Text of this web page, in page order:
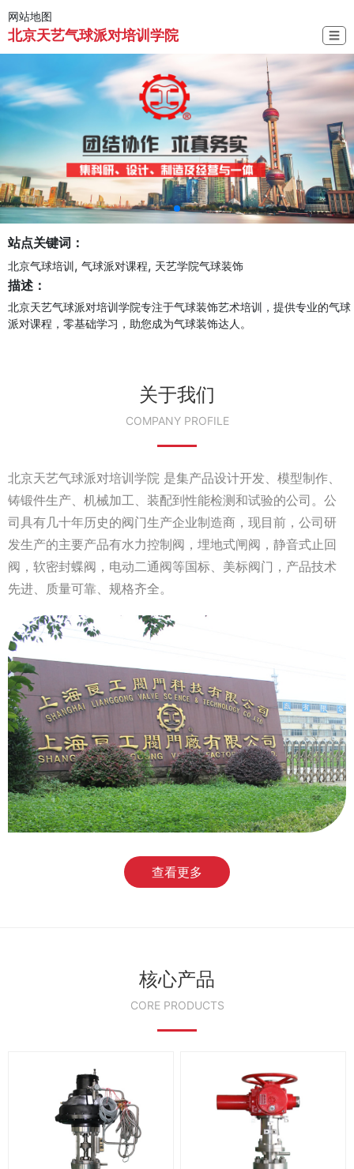
网站地图
北京天艺气球派对培训学院 ☰
站点关键词：
北京气球培训, 气球派对课程, 天艺学院气球装饰
描述：
北京天艺气球派对培训学院专注于气球装饰艺术培训，提供专业的气球
派对课程，零基础学习，助您成为气球装饰达人。
关于我们
COMPANY PROFILE
北京天艺气球派对培训学院 是集产品设计开发、模型制作、
铸锻件生产、机械加工、装配到性能检测和试验的公司。公
司具有几十年历史的阀门生产企业制造商，现目前，公司研
发生产的主要产品有水力控制阀，埋地式闸阀，静音式止回
阀，软密封蝶阀，电动二通阀等国标、美标阀门，产品技术
先进、质量可靠、规格齐全。
查看更多
核心产品
CORE PRODUCTS